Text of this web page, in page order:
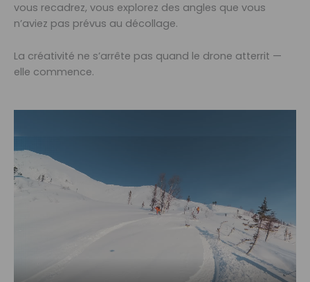
vous recadrez, vous explorez des angles que vous
n’aviez pas prévus au décollage.
La créativité ne s’arrête pas quand le drone atterrit —
elle commence.